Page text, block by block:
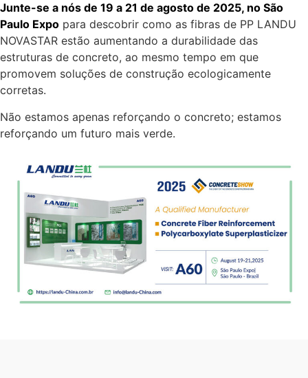
Junte-se a nós de 19 a 21 de agosto de 2025, no São
Paulo Expo para descobrir como as fibras de PP LANDU
NOVASTAR estão aumentando a durabilidade das
estruturas de concreto, ao mesmo tempo em que
promovem soluções de construção ecologicamente
corretas.
Não estamos apenas reforçando o concreto; estamos
reforçando um futuro mais verde.